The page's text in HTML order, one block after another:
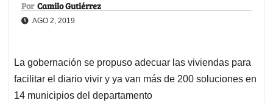
Por Camilo Gutiérrez
AGO 2, 2019
La gobernación se propuso adecuar las viviendas para
facilitar el diario vivir y ya van más de 200 soluciones en
14 municipios del departamento